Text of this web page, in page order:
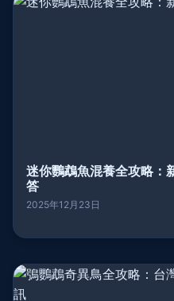
迷你鸚鵡魚混養全攻略：
答
2025年12月23日